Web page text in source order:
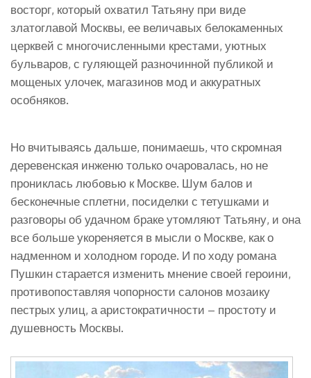
восторг, который охватил Татьяну при виде
златоглавой Москвы, ее величавых белокаменных
церквей с многочисленными крестами, уютных
бульваров, с гуляющей разночинной публикой и
мощеных улочек, магазинов мод и аккуратных
особняков.
Но вчитываясь дальше, понимаешь, что скромная
деревенская инженю только очаровалась, но не
прониклась любовью к Москве. Шум балов и
бесконечные сплетни, посиделки с тетушками и
разговоры об удачном браке утомляют Татьяну, и она
все больше укореняется в мысли о Москве, как о
надменном и холодном городе. И по ходу романа
Пушкин старается изменить мнение своей героини,
противопоставляя чопорности салонов мозаику
пестрых улиц, а аристократичности – простоту и
душевность Москвы.